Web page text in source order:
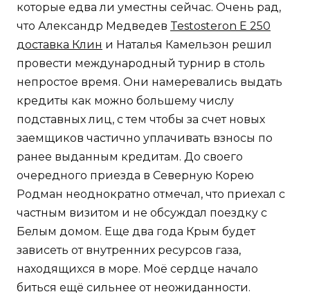
которые едва ли уместны сейчас. Очень рад,
что Александр Медведев Testosteron E 250
доставка Клин и Наталья Камельзон решил
провести международный турнир в столь
непростое время. Они намеревались выдать
кредиты как можно большему числу
подставных лиц, с тем чтобы за счет новых
заемщиков частично уплачивать взносы по
ранее выданным кредитам. До своего
очередного приезда в Северную Корею
Родман неоднократно отмечал, что приехал с
частным визитом и не обсуждал поездку с
Белым домом. Еще два года Крым будет
зависеть от внутренних ресурсов газа,
находящихся в море. Моё сердце начало
биться ещё сильнее от неожиданности.